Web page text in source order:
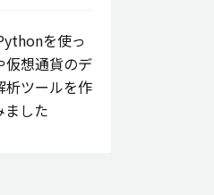
を使っ
仮想通貨のデ
析ツールを作
ました